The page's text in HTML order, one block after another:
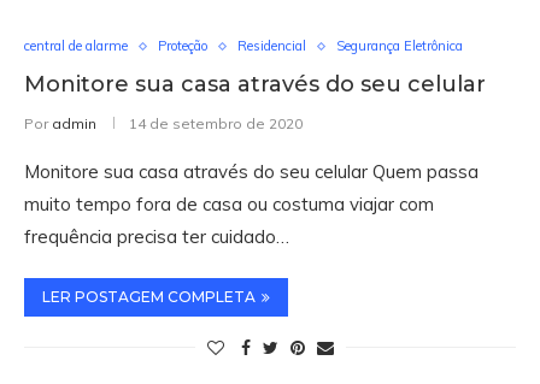
central de alarme Proteção Residencial Segurança Eletrônica
Monitore sua casa através do seu celular
Por admin 14 de setembro de 2020
Monitore sua casa através do seu celular Quem passa
muito tempo fora de casa ou costuma viajar com
frequência precisa ter cuidado…
LER POSTAGEM COMPLETA